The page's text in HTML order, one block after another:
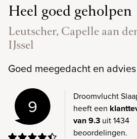
Heel goed geholpen
Leutscher, Capelle aan
IJssel
Goed meegedacht en
9
Droomvlucht
heeft een
van 9.3 uit 1434
beoordelingen.